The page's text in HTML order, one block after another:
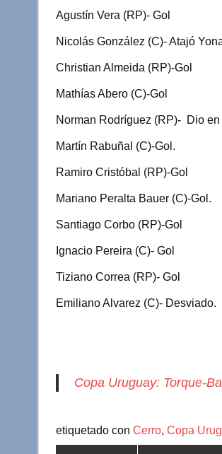
Agustín Vera (RP)- Gol
Nicolás González (C)- Atajó
Christian Almeida (RP)-Gol
Mathías Abero (C)-Gol
Norman Rodríguez (RP)- Dio en
Martín Rabuñal (C)-Gol.
Ramiro Cristóbal (RP)-Gol
Mariano Peralta Bauer (C)-Gol.
Santiago Corbo (RP)-Gol
Ignacio Pereira (C)- Gol
Tiziano Correa (RP)- Gol
Emiliano Alvarez (C)- Desviado.
Copa Uruguay: Torque-
etiquetado con Cerro, Copa